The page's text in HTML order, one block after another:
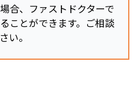
合、ファストドクターで
ことができます。ご相談
い。